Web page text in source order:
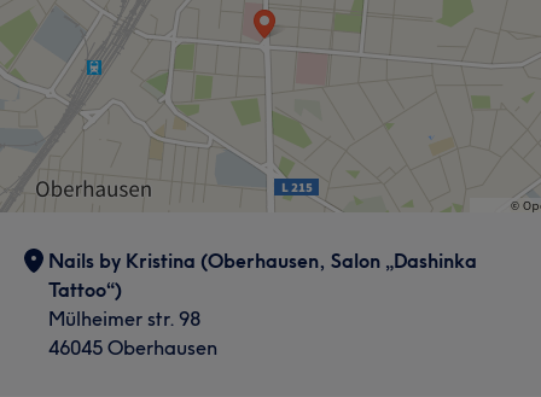
Nails by Kristina (Oberhausen, Salon „Dashinka
Tattoo“)
Mülheimer str. 98
46045 Oberhausen